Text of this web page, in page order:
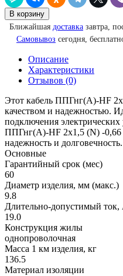
В корзину
Ближайшая доставка завтра,
Самовывоз сегодня,
Описание
Характеристики
Отзывов (0)
Этот кабель ППГнг(А)-HF
качеством и надежностью.
подключения
ППГнг(А)-HF 2х1,5 (N) -0,66
надежность и долговечность.
Основные
Гарантийный срок (мес)
60
Диаметр изделия, мм (макс.)
9.8
Длительно-допустимый ток,
19.0
Конструкция жилы
однопроволочная
Масса 1 км изделия, кг
136.5
Материал изоляции